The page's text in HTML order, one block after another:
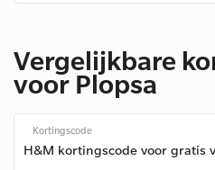
Vergelijkbare
voor Plopsa
Kortingscode
H&M kortingscode voor gratis